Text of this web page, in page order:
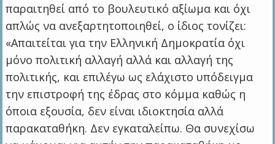
παραιτηθεί από το βουλευτικό αξίωμα και όχι
απλώς να ανεξαρτητοποιηθεί, ο ίδιος τονίζει:
«Απαιτείται για την Ελληνική Δημοκρατία όχι
μόνο πολιτική αλλαγή αλλά και αλλαγή της
πολιτικής, και επιλέγω ως ελάχιστο υπόδειγμα
την επιστροφή της έδρας στο κόμμα καθώς η
όποια εξουσία, δεν είναι ιδιοκτησία αλλά
παρακαταθήκη. Δεν εγκαταλείπω. Θα συνεχίσω